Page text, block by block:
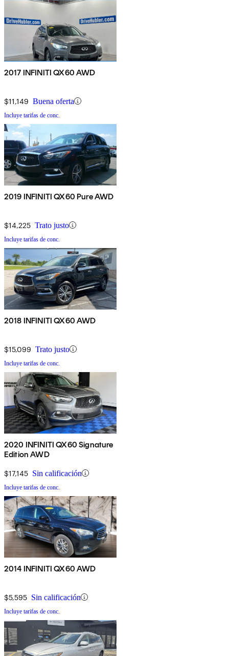
2017 INFINITI QX60 AWD
$11,149 Buena oferta
Incluye tarifas de conc.
2019 INFINITI QX60 Pure AWD
$14,225 Trato justo
Incluye tarifas de conc.
2018 INFINITI QX60 AWD
$15,099 Trato justo
Incluye tarifas de conc.
2020 INFINITI QX60 Signature
Edition AWD
$17,145 Sin calificación
Incluye tarifas de conc.
2014 INFINITI QX60 AWD
$5,595 Sin calificación
Incluye tarifas de conc.